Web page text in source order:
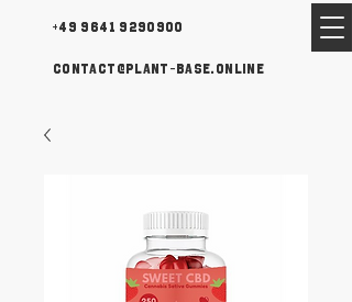
+49 9641 9290900
contact@plant-base.online